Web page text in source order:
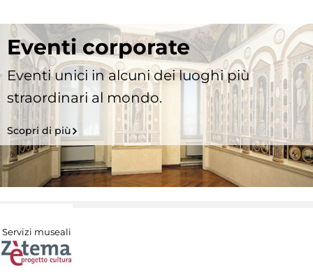
Eventi corporate
Eventi unici in alcuni dei luoghi più
straordinari al mondo.
Scopri di più
Servizi museali